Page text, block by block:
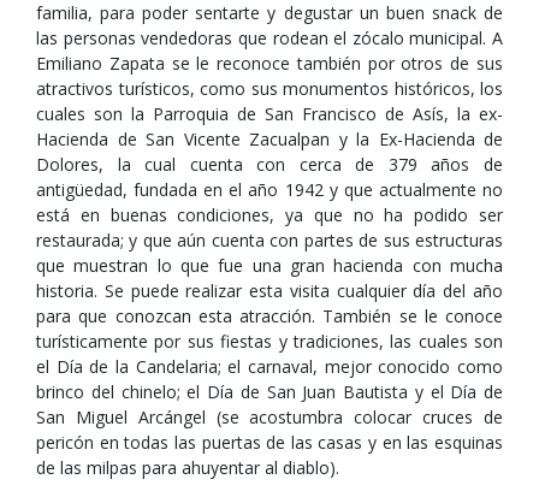
familia, para poder sentarte y degustar un buen snack de
las personas vendedoras que rodean el zócalo municipal. A
Emiliano Zapata se le reconoce también por otros de sus
atractivos turísticos, como sus monumentos históricos, los
cuales son la Parroquia de San Francisco de Asís, la ex-
Hacienda de San Vicente Zacualpan y la Ex-Hacienda de
Dolores, la cual cuenta con cerca de 379 años de
antigüedad, fundada en el año 1942 y que actualmente no
está en buenas condiciones, ya que no ha podido ser
restaurada; y que aún cuenta con partes de sus estructuras
que muestran lo que fue una gran hacienda con mucha
historia. Se puede realizar esta visita cualquier día del año
para que conozcan esta atracción. También se le conoce
turísticamente por sus fiestas y tradiciones, las cuales son
el Día de la Candelaria; el carnaval, mejor conocido como
brinco del chinelo; el Día de San Juan Bautista y el Día de
San Miguel Arcángel (se acostumbra colocar cruces de
pericón en todas las puertas de las casas y en las esquinas
de las milpas para ahuyentar al diablo).